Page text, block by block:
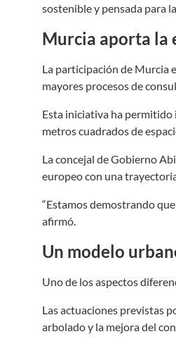
sostenible y pensada para
Murcia aporta la
La participación de Murcia
mayores procesos de
Esta iniciativa ha permitido
metros cuadrados de
La concejal de Gobierno
europeo con una
“Estamos demostrando
afirmó.
Un modelo
Uno de los aspectos
Las actuaciones previstas
arbolado y la mejora del